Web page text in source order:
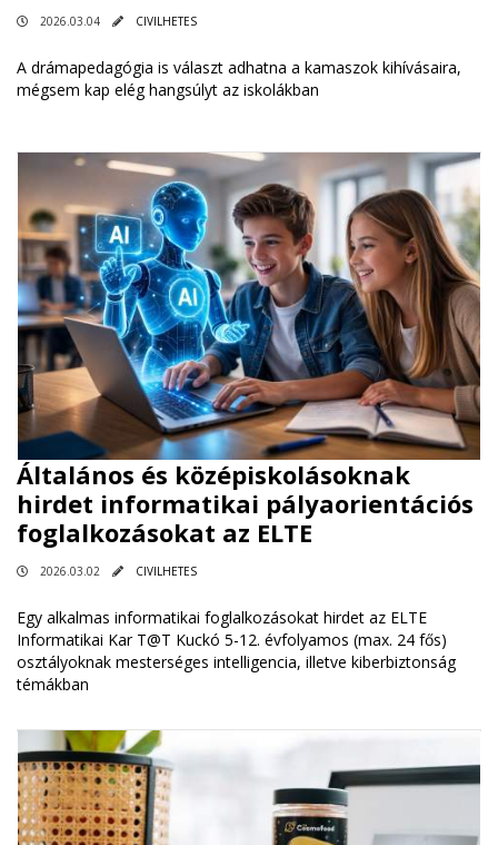
2026.03.04 CIVILHETES
A drámapedagógia is választ adhatna a kamaszok kihívásaira,
mégsem kap elég hangsúlyt az iskolákban
Általános és középiskolásoknak
hirdet informatikai pályaorientációs
foglalkozásokat az ELTE
2026.03.02 CIVILHETES
Egy alkalmas informatikai foglalkozásokat hirdet az ELTE
Informatikai Kar T@T Kuckó 5-12. évfolyamos (max. 24 fős)
osztályoknak mesterséges intelligencia, illetve kiberbiztonság
témákban